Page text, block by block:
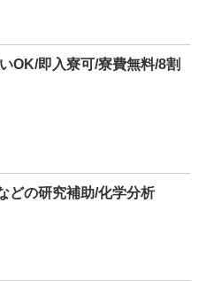
OK/即入寮可/寮費無料/8割
どの研究補助/化学分析